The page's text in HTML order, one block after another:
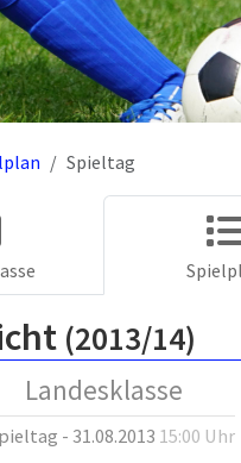
Spieltag
(2013/14)
Landesklasse
- 31.08.2013 15:00 Uhr